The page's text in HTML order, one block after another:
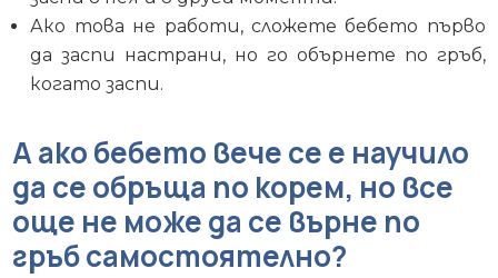
Ако това не работи, сложете бебето първо
да заспи настрани, но го обърнете по гръб,
когато заспи.
А ако бебето вече се е научило
да се обръща по корем, но все
още не може да се върне по
гръб самостоятелно?